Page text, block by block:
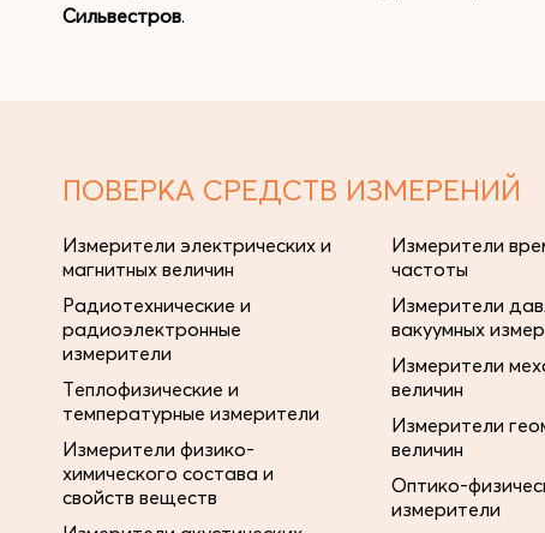
Сильвестров.
ПОВЕРКА СРЕДСТВ ИЗМЕРЕНИЙ
Измерители электрических и
магнитных величин
Радиотехнические и
радиоэлектронные
измерители
Теплофизические и
температурные измерители
Измерители физико-
химического состава и
свойств веществ
Измерители
частоты
Измерители
вакуумных
Измерители
величин
Измерители
величин
Оптико-
измерители